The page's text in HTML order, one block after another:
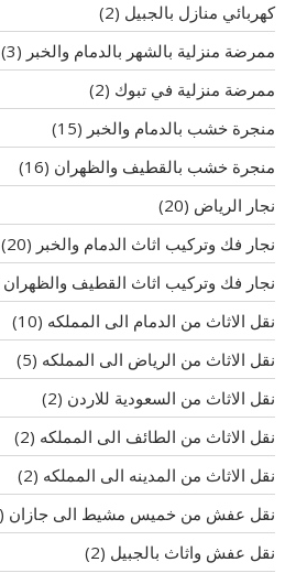
كهربائي منازل بالجبيل (2)
ممرضة منزلية بالشهر بالدمام والخبر (3)
ممرضة منزلية في تبوك (2)
منجرة خشب بالدمام والخبر (15)
منجرة خشب بالقطيف والظهران (16)
نجار الرياض (20)
نجار فك وتركيب اثاث الدمام والخبر (20)
نجار فك وتركيب اثاث القطيف والظهران
نقل الاثاث من الدمام الى المملكه (10)
نقل الاثاث من الرياض الى المملكه (5)
نقل الاثاث من السعودية للاردن (2)
نقل الاثاث من الطائف الى المملكه (2)
نقل الاثاث من المدينه الى المملكه (2)
نقل عفش من خميس مشيط الى جازان (1)
نقل عفش واثاث بالجبيل (2)